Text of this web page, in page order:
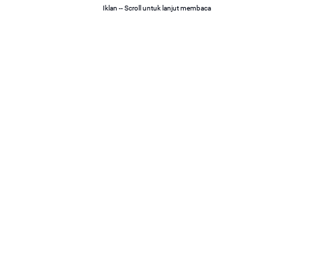
Iklan -- Scroll untuk lanjut membaca